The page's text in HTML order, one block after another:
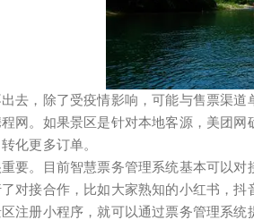
去，除了受疫情影响，可能与售票渠
网。如果景区是针对本地客源，美团
化更多订单。
要。目前智慧票务管理系统基本可以
对接合作，比如大家熟知的小红书，
注册小程序，就可以通过票务管理系